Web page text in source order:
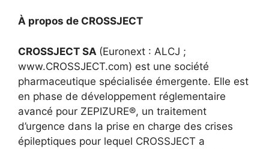
À propos de CROSSJECT
CROSSJECT SA (Euronext : ALCJ ;
www.CROSSJECT.com) est une société
pharmaceutique spécialisée émergente. Elle est
en phase de développement réglementaire
avancé pour ZEPIZURE®, un traitement
d’urgence dans la prise en charge des crises
épileptiques pour lequel CROSSJECT a